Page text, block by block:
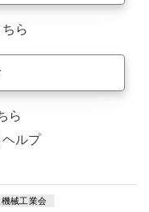
ら
ら
ルプ
械工業会